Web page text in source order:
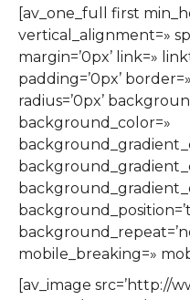
[av_one_full first
vertical_alignment=»
margin=’0px’ link=»
padding=’0px’
radius=’0px’
background_color=»
mobile_breaking=»
[av_image src=’http://